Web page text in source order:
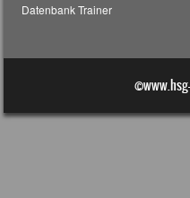
Datenbank Trainer